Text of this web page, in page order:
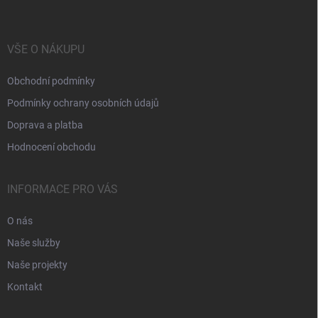
VŠE O NÁKUPU
Obchodní podmínky
Podmínky ochrany osobních údajů
Doprava a platba
Hodnocení obchodu
INFORMACE PRO VÁS
O nás
Naše služby
Naše projekty
Kontakt